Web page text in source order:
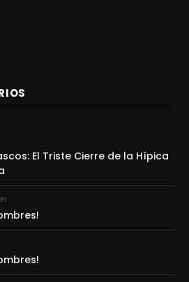
El Triste Cierre de la Hípica